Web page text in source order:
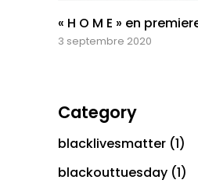
« H O M E » en
3 septembre 2020
Category
blacklivesmatter (1)
blackouttuesday (1)